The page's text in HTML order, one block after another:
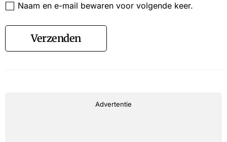
Naam en e-mail bewaren voor volgende keer.
Verzenden
Advertentie